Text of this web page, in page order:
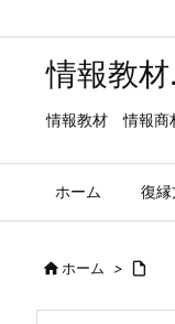
情報教
情報教材 情報商
ホーム 復
ホーム > 